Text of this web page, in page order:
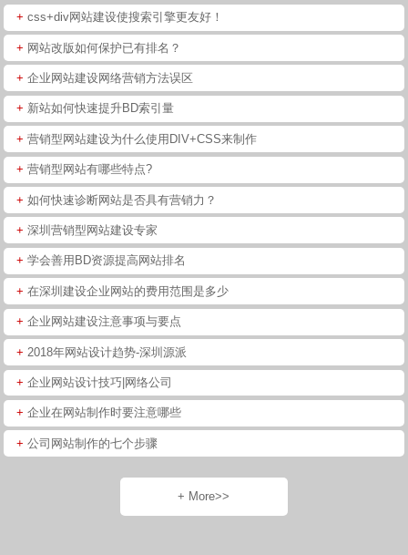
+ css+div网站建设使搜索引擎更友好！
+ 网站改版如何保护已有排名？
+ 企业网站建设网络营销方法误区
+ 新站如何快速提升BD索引量
+ 营销型网站建设为什么使用DIV+CSS来制作
+ 营销型网站有哪些特点?
+ 如何快速诊断网站是否具有营销力？
+ 深圳营销型网站建设专家
+ 学会善用BD资源提高网站排名
+ 在深圳建设企业网站的费用范围是多少
+ 企业网站建设注意事项与要点
+ 2018年网站设计趋势-深圳源派
+ 企业网站设计技巧|网络公司
+ 企业在网站制作时要注意哪些
+ 公司网站制作的七个步骤
+ More>>